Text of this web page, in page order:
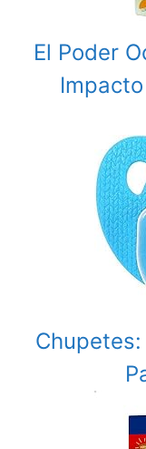
El Poder